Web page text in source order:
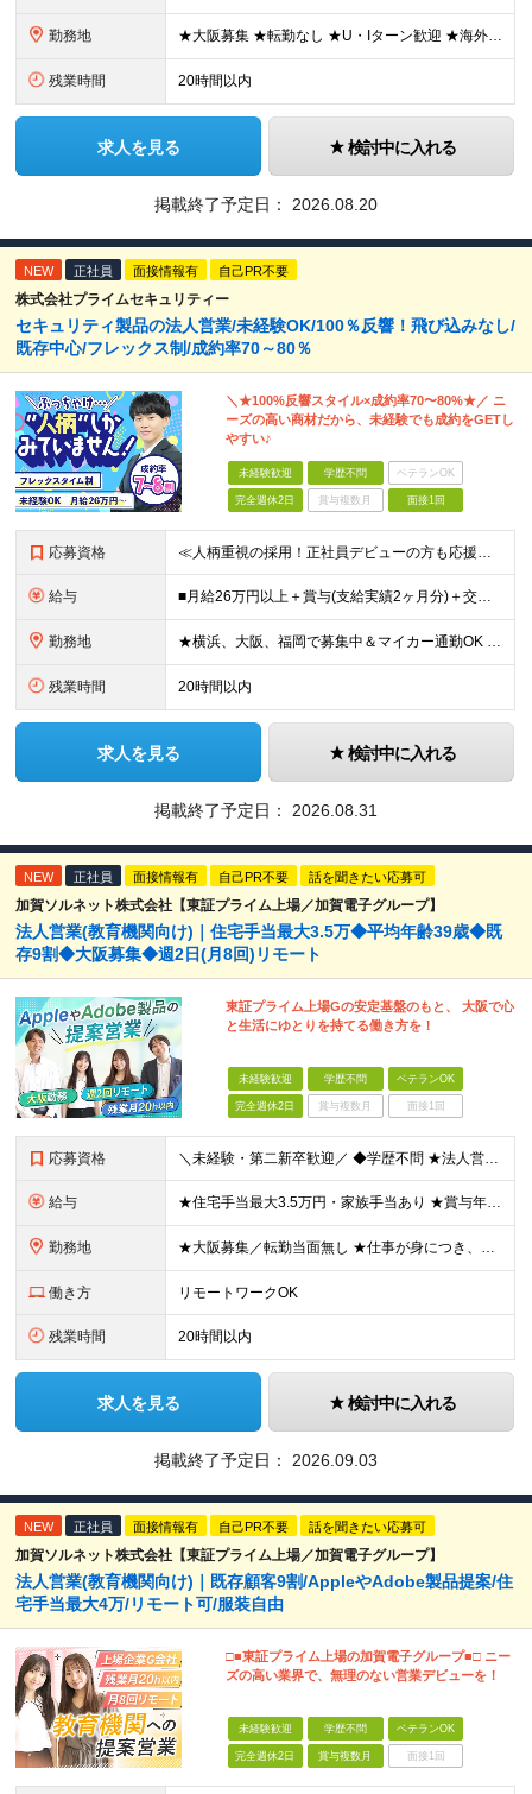
勤務地 ★大阪募集 ★転勤なし ★U・Iターン歓迎 ★海外出張もあり ※本人の希望を最大限に考慮 ┗韓国やタイ、マレーシア、アメリカなどなど…様々な国に行けるチャンス！ 【本社】 大阪府大阪市東成区玉津1丁
残業時間 20時間以内
求人を見る 検討中に入れる
掲載終了予定日： 2026.08.20
NEW 正社員 面接情報有 自己PR不要
株式会社プライムセキュリティー
セキュリティ製品の法人営業/未経験OK/100％反響！飛び込みなし/
既存中心/フレックス制/成約率70～80％
＼★100%反響スタイル×成約率70〜80%★／ ニ
ーズの高い商材だから、未経験でも成約をGETし
やすい♪
未経験歓迎 学歴不問 ベテランOK
完全週休2日 賞与複数月 面接1回
応募資格 ≪人柄重視の採用！正社員デビューの方も応援◎≫ ★フリーターの方、転職回数なども一切不問 ■未経験OK ■学歴不問 ■普通自動車免許をお持ちの方（AT限定可） ≪こんな方にピッタリです！≫ ◎未経験
給与 ■月給26万円以上＋賞与(支給実績2ヶ月分)＋交通費 ★6月からはチームインセンティブも新たに導入予定！ ※スキル・経験を考慮の上、決定いたします ※上記には見込み残業代2万円以上（24時間分）を含
勤務地 ★横浜、大阪、福岡で募集中＆マイカー通勤OK ★転勤はありません ★希望の勤務地に配属します 【本社】 神奈川県横浜市戸塚区矢部町65 イェルコローレビル1F 【大阪オフィス】 大阪府大阪市北区池
残業時間 20時間以内
求人を見る 検討中に入れる
掲載終了予定日： 2026.08.31
NEW 正社員 面接情報有 自己PR不要 話を聞きたい応募可
加賀ソルネット株式会社【東証プライム上場／加賀電子グループ】
法人営業(教育機関向け)｜住宅手当最大3.5万◆平均年齢39歳◆既
存9割◆大阪募集◆週2日(月8回)リモート
東証プライム上場Gの安定基盤のもと、 大阪で心
と生活にゆとりを持てる働き方を！
未経験歓迎 学歴不問 ベテランOK
完全週休2日 賞与複数月 面接1回
応募資格 ＼未経験・第二新卒歓迎／ ◆学歴不問 ★法人営業未経験、IT業界未経験の方が多数活躍しています！ 「安定した環境で長く働きたい」 「過度なノルマから解放されたい」 「プライベートの時間も大切にしたい
給与 ★住宅手当最大3.5万円・家族手当あり ★賞与年2回（業績次第では決算賞与支給あり） 【想定年収400万円～】 ◆月給245,500円～347,200円（一律手当を含む）＋各種手当＋賞与年2回（業績
勤務地 ★大阪募集／転勤当面無し ★仕事が身につき、任せられるようになったタイミングからテレワーク業務も可能！ ★直行直帰OK・帰社義務なし 大阪営業所：大阪府大阪市中央区南船場2-2-6 加賀ビル5F
働き方 リモートワークOK
残業時間 20時間以内
求人を見る 検討中に入れる
掲載終了予定日： 2026.09.03
NEW 正社員 面接情報有 自己PR不要 話を聞きたい応募可
加賀ソルネット株式会社【東証プライム上場／加賀電子グループ】
法人営業(教育機関向け)｜既存顧客9割/AppleやAdobe製品提案/住
宅手当最大4万/リモート可/服装自由
□■東証プライム上場の加賀電子グループ■□ ニー
ズの高い業界で、無理のない営業デビューを！
未経験歓迎 学歴不問 ベテランOK
完全週休2日 賞与複数月 面接1回